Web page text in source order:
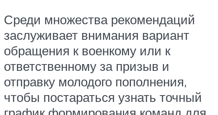
Среди множества рекомендаций
заслуживает внимания вариант
обращения к военкому или к
ответственному за призыв и
отправку молодого пополнения,
чтобы постараться узнать точный